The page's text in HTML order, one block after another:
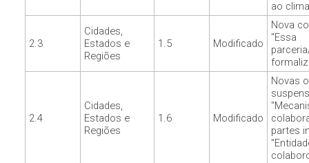
ao
2.3
Cidades,
Estados e
Regiões
1.5 Modificado
Nova
"Essa
2.4
Cidades,
Estados e
Regiões
1.6 Modificado
Novas
partes